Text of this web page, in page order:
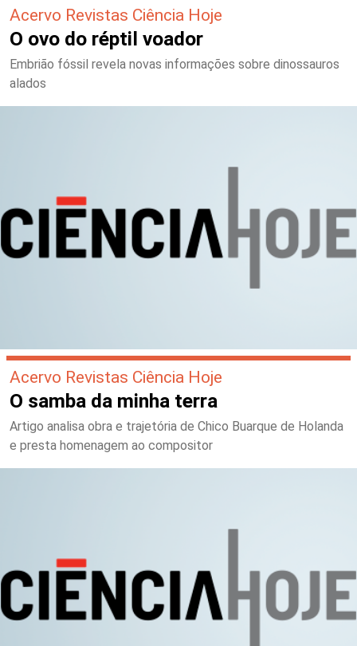
Acervo Revistas Ciência Hoje
O ovo do réptil voador
Embrião fóssil revela novas informações sobre dinossauros
alados
Acervo Revistas Ciência Hoje
O samba da minha terra
Artigo analisa obra e trajetória de Chico Buarque de Holanda
e presta homenagem ao compositor